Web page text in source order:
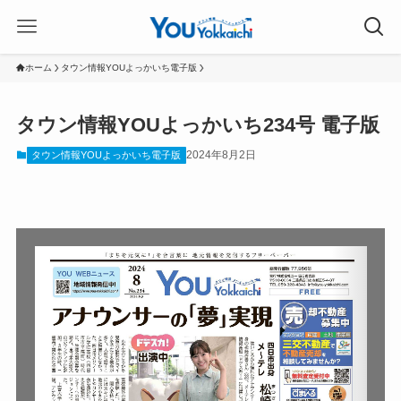
ホーム タウン情報YOUよっかいち電子版
タウン情報YOUよっかいち234号 電子版
タウン情報YOUよっかいち電子版 2024年8月2日